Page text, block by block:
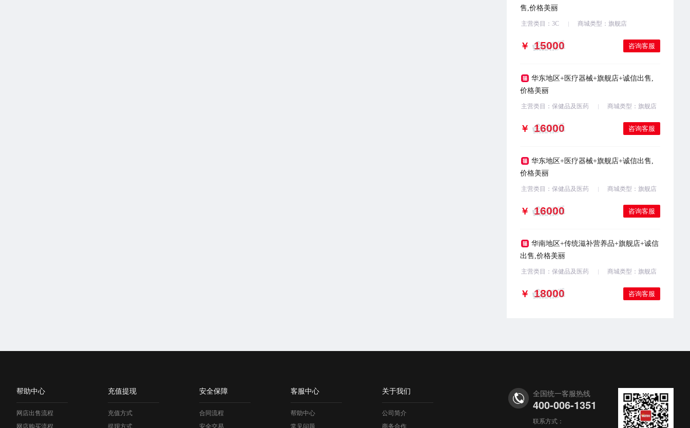
售,价格美丽
主营类目：3C 商城类型：旗舰店
￥ 咨询客服
华东地区+医疗器械+旗舰店+诚信出售,
价格美丽
主营类目：保健品及医药 商城类型：旗舰店
￥ 咨询客服
华东地区+医疗器械+旗舰店+诚信出售,
价格美丽
主营类目：保健品及医药 商城类型：旗舰店
￥ 咨询客服
华南地区+传统滋补营养品+旗舰店+诚信
出售,价格美丽
主营类目：保健品及医药 商城类型：旗舰店
￥ 咨询客服
帮助中心
网店出售流程
网店购买流程
充值提现
充值方式
提现方式
安全保障
合同流程
安全交易
客服中心
帮助中心
常见问题
关于我们
公司简介
商务合作
全国统一客服热线
400-006-1351
联系方式：